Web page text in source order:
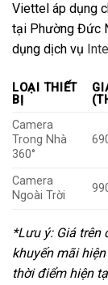
Viettel áp dụng
tại Phường Đức
dụng dịch vụ
LOẠI THIẾT
BỊ
Camera
Trong Nhà
360°
Camera
Ngoài Trời
*Lưu ý: Giá trên
khuyến mãi
thời điểm hiện